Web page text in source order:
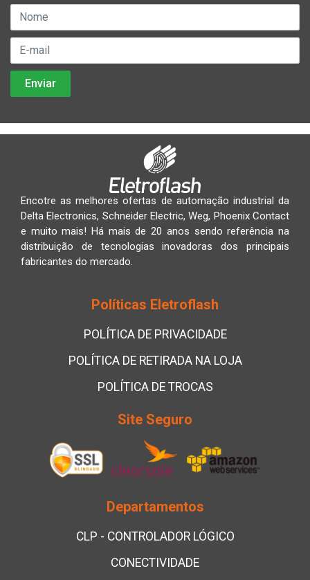
Encotre as melhores ofertas de automação industrial da
Delta Electronics, Schneider Electric, Weg, Phoenix Contact
e muito mais! Há mais de 20 anos sendo referência na
distribuição de tecnologias inovadoras dos principais
fabricantes do mercado.
Políticas Eletroflash
POLÍTICA DE PRIVACIDADE
POLÍTICA DE RETIRADA NA LOJA
POLÍTICA DE TROCAS
Site Seguro
Departamentos
CLP - CONTROLADOR LÓGICO
CONECTIVIDADE